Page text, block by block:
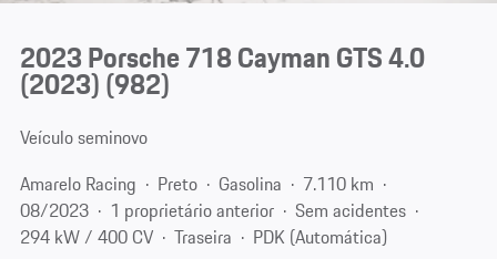
2023 Porsche 718 Cayman GTS 4.0
(2023)(982)
Veículo seminovo
Amarelo Racing
Preto Gasolina
7.110 km
08/2023
1 proprietário anterior
Sem acidentes
294 kW / 400 CV
Traseira
PDK (Automática)